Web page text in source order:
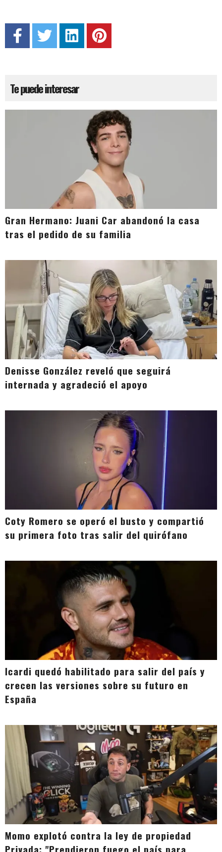
Te puede interesar
Gran Hermano: Juani Car abandonó la casa
tras el pedido de su familia
Denisse González reveló que seguirá
internada y agradeció el apoyo
Coty Romero se operó el busto y compartió
su primera foto tras salir del quirófano
Icardi quedó habilitado para salir del país y
crecen las versiones sobre su futuro en
España
Momo explotó contra la ley de propiedad